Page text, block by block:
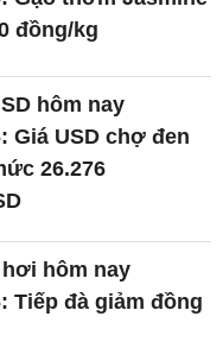
đồng/kg
hôm nay
Giá USD chợ đen
26.276
hôm nay
Tiếp đà giảm đồng